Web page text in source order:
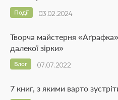
03.02.2024
Події
Творча майстерня
далекої зірки»
07.07.2022
Блог
7 книг, з якими варто